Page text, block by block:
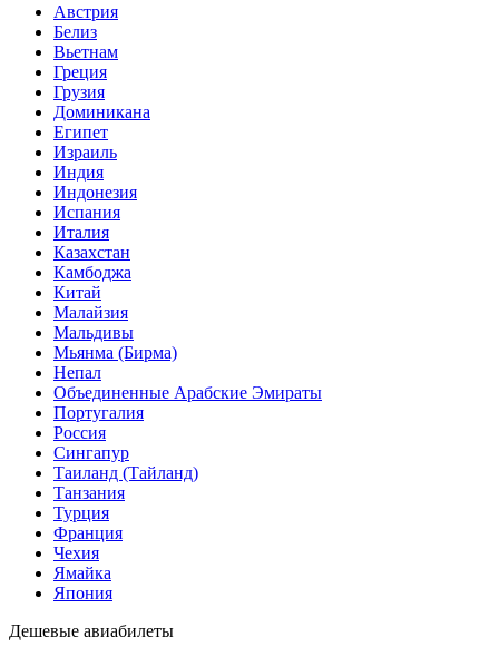
Австрия
Белиз
Вьетнам
Греция
Грузия
Доминикана
Египет
Израиль
Индия
Индонезия
Испания
Италия
Казахстан
Камбоджа
Китай
Малайзия
Мальдивы
Мьянма (Бирма)
Непал
Объединенные Арабские Эмираты
Португалия
Россия
Сингапур
Таиланд (Тайланд)
Танзания
Турция
Франция
Чехия
Ямайка
Япония
Дешевые авиабилеты